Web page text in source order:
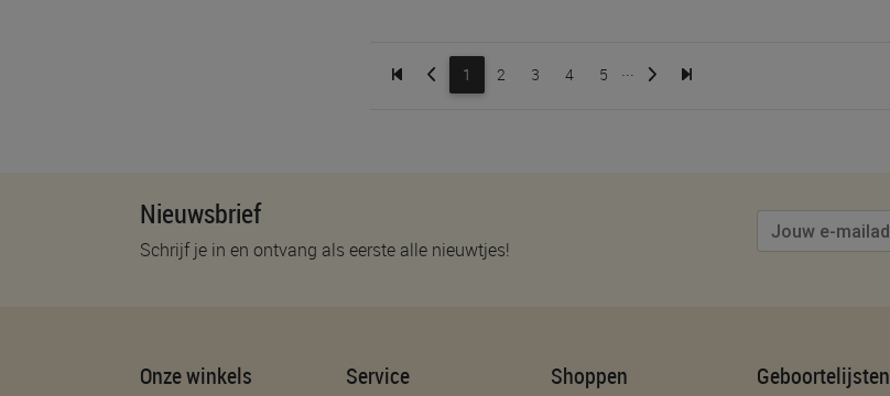
1 2 3 4 5 ...
Nieuwsbrief
Schrijf je in en ontvang als eerste alle nieuwtjes!
Onze winkels Service Shoppen Geboortelijsten